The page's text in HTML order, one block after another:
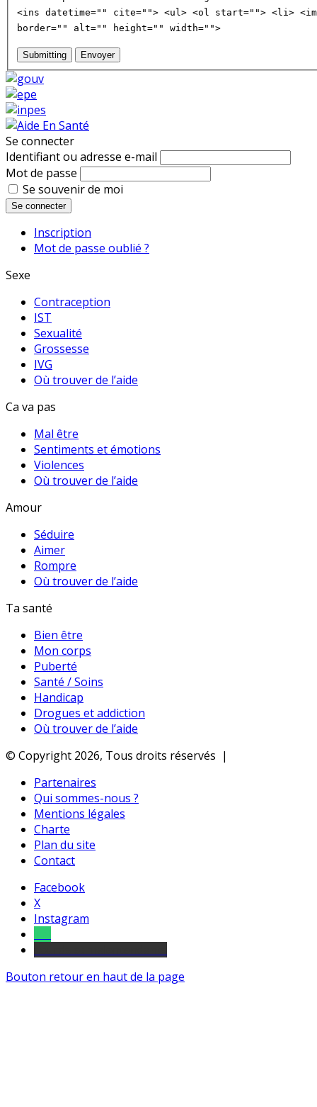
<ins datetime="" cite=""> <ul> <ol start=""> <li>
border="" alt="" height="" width="">
Submitting Envoyer
Se connecter
Identifiant ou adresse e-mail
Mot de passe
Se souvenir de moi
Se connecter
Inscription
Mot de passe oublié ?
Sexe
Contraception
IST
Sexualité
Grossesse
IVG
Où trouver de l’aide
Ca va pas
Mal être
Sentiments et émotions
Violences
Où trouver de l’aide
Amour
Séduire
Aimer
Rompre
Où trouver de l’aide
Ta santé
Bien être
Mon corps
Puberté
Santé / Soins
Handicap
Drogues et addiction
Où trouver de l’aide
© Copyright 2026, Tous droits réservés |
Partenaires
Qui sommes-nous ?
Mentions légales
Charte
Plan du site
Contact
Facebook
X
Instagram
Bouton retour en haut de la page